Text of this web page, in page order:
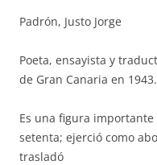
Padrón, Justo Jorge
Poeta, ensayista y
de Gran Canaria en 1943.
Es una figura
setenta; ejerció como
trasladó